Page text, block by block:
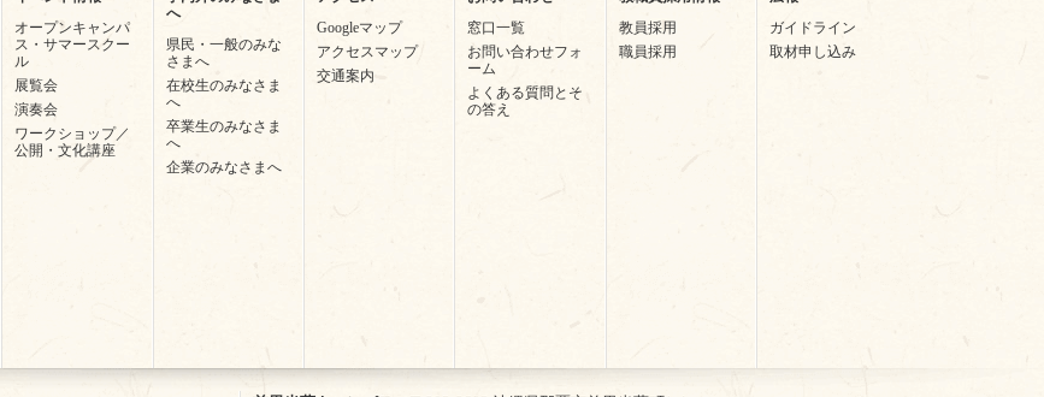
オープンキャンパ
ス・サマースクー
ル
展覧会
演奏会
ワークショップ／
公開・文化講座
へ
県民・一般のみな
さまへ
在校生のみなさま
へ
卒業生のみなさま
へ
企業のみなさまへ
Googleマップ
アクセスマップ
交通案内
窓口一覧
お問い合わせフォ
ーム
よくある質問とそ
の答え
教員採用
職員採用
ガイドライン
取材申し込み